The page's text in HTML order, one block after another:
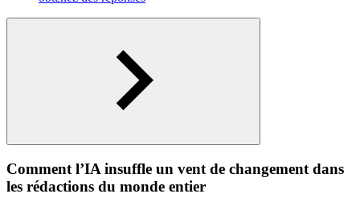
Comment l’IA insuffle un vent de changement dans
les rédactions du monde entier